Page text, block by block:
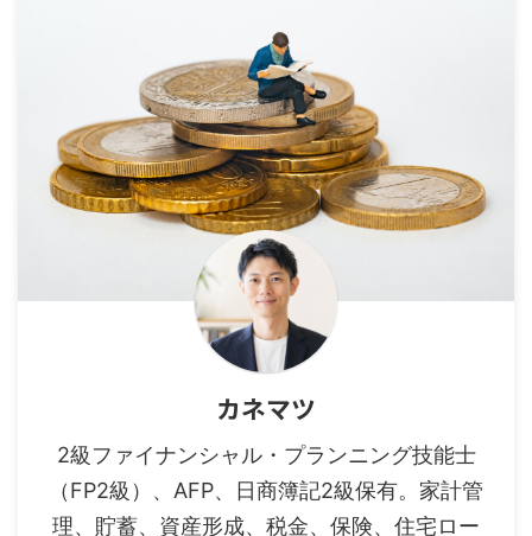
カネマツ
2級ファイナンシャル・プランニング技能士
（FP2級）、AFP、日商簿記2級保有。家計管
理、貯蓄、資産形成、税金、保険、住宅ロー